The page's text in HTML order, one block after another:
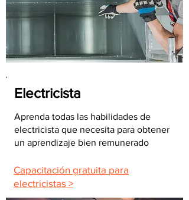
Electricista
Aprenda todas las habilidades de
electricista que necesita para obtener
un aprendizaje bien remunerado
Capacitación gratuita para
electricistas >